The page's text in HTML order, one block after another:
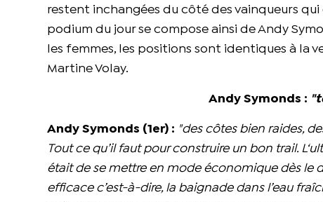
restent inchangées du côté des vainqueurs
podium du jour se compose ainsi de Andy
les femmes, les positions sont identiques à la
Martine Volay.
Andy Symonds :
Andy Symonds (1er) : "des côtes bien raides,
Tout ce qu’il faut pour construire un bon trail.
était de se mettre en mode économique dès le
efficace c’est-à-dire, la baignade dans l’eau